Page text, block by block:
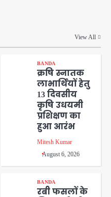
View All
BANDA
क्रषि स्नातक
लाभार्थियों हेतु
13 दिवसीय
कृषि उधयमी
प्रशिक्षण का
हुआ आरंभ
Mitesh Kumar
August 6, 2026
BANDA
रबी फसलों के